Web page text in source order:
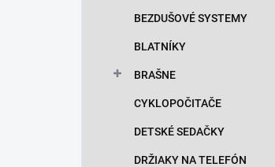
BEZDUŠOVÉ SYSTEMY
BLATNÍKY
BRAŠNE
CYKLOPOČITAČE
DETSKÉ SEDAČKY
DRŽIAKY NA TELEFÓN